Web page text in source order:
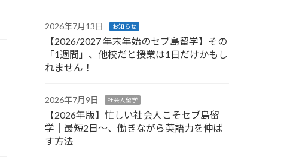
2026年7月13日 お知らせ
【2026/2027 年末年始のセブ島留学】その
「1週間」、他校だと授業は1日だけかもし
れません！
2026年7月9日 社会人留学
【2026年版】忙しい社会人こそセブ島留
学｜最短2日〜、働きながら英語力を伸ば
す方法